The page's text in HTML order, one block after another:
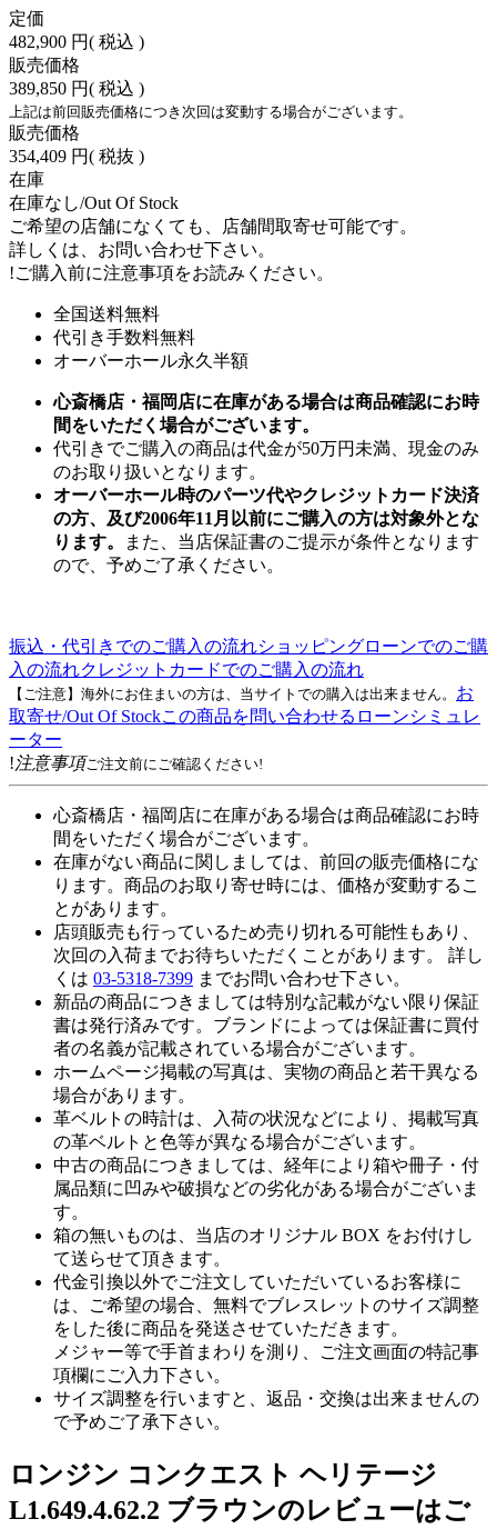
定価
482,900 円( 税込 )
販売価格
389,850 円( 税込 )
上記は前回販売価格につき次回は変動する場合がございます。
販売価格
354,409 円( 税抜 )
在庫
在庫なし/Out Of Stock
ご希望の店舗になくても、店舗間取寄せ可能です。
詳しくは、お問い合わせ下さい。
!ご購入前に注意事項をお読みください。
全国送料無料
代引き手数料無料
オーバーホール永久半額
心斎橋店・福岡店に在庫がある場合は商品確認にお時
間をいただく場合がございます。
代引きでご購入の商品は代金が50万円未満、現金のみ
のお取り扱いとなります。
オーバーホール時のパーツ代やクレジットカード決済
の方、及び2006年11月以前にご購入の方は対象外とな
ります。
また、当店保証書のご提示が条件となります
ので、予めご了承ください。
振込・代引きでのご購入の流れショッピングローンでのご購
入の流れクレジットカードでのご購入の流れ
【ご注意】海外にお住まいの方は、当サイトでの購入は出来ません。 お
取寄せ/Out Of Stockこの商品を問い合わせる ローンシミュレ
ーター
!注意事項ご注文前にご確認ください!
心斎橋店・福岡店に在庫がある場合は商品確認にお時
間をいただく場合がございます。
在庫がない商品に関しましては、前回の販売価格にな
ります。商品のお取り寄せ時には、価格が変動するこ
とがあります。
店頭販売も行っているため売り切れる可能性もあり、
次回の入荷までお待ちいただくことがあります。 詳し
くは 03-5318-7399 までお問い合わせ下さい。
新品の商品につきましては特別な記載がない限り保証
書は発行済みです。ブランドによっては保証書に買付
者の名義が記載されている場合がございます。
ホームページ掲載の写真は、実物の商品と若干異なる
場合があります。
革ベルトの時計は、入荷の状況などにより、掲載写真
の革ベルトと色等が異なる場合がございます。
中古の商品につきましては、経年により箱や冊子・付
属品類に凹みや破損などの劣化がある場合がございま
す。
箱の無いものは、当店のオリジナル BOX をお付けし
て送らせて頂きます。
代金引換以外でご注文していただいているお客様に
は、ご希望の場合、無料でブレスレットのサイズ調整
をした後に商品を発送させていただきます。
メジャー等で手首まわりを測り、ご注文画面の特記事
項欄にご入力下さい。
サイズ調整を行いますと、返品・交換は出来ませんの
で予めご了承下さい。
ロンジン コンクエスト ヘリテージ
L1.649.4.62.2 ブラウンのレビューはご